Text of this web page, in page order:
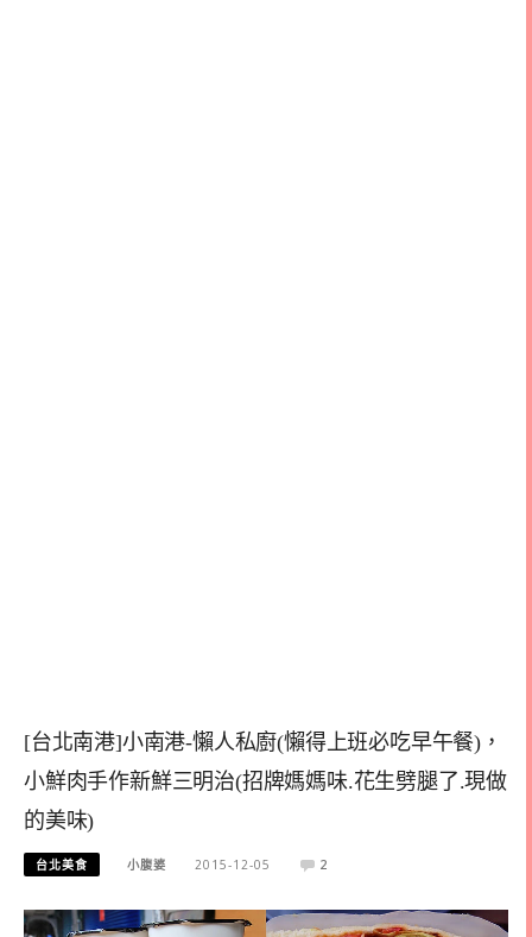
[台北南港]小南港-懶人私廚(懶得上班必吃早午餐)，
小鮮肉手作新鮮三明治(招牌媽媽味.花生劈腿了.現做
的美味)
台北美食 小腹婆 2015-12-05 2